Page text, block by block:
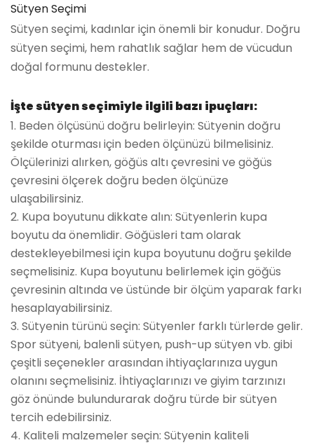
Sütyen Seçimi
Sütyen seçimi, kadınlar için önemli bir konudur. Doğru
sütyen seçimi, hem rahatlık sağlar hem de vücudun
doğal formunu destekler.
İşte sütyen seçimiyle ilgili bazı ipuçları:
1. Beden ölçüsünü doğru belirleyin: Sütyenin doğru
şekilde oturması için beden ölçünüzü bilmelisiniz.
Ölçülerinizi alırken, göğüs altı çevresini ve göğüs
çevresini ölçerek doğru beden ölçünüze
ulaşabilirsiniz.
2. Kupa boyutunu dikkate alın: Sütyenlerin kupa
boyutu da önemlidir. Göğüsleri tam olarak
destekleyebilmesi için kupa boyutunu doğru şekilde
seçmelisiniz. Kupa boyutunu belirlemek için göğüs
çevresinin altında ve üstünde bir ölçüm yaparak farkı
hesaplayabilirsiniz.
3. Sütyenin türünü seçin: Sütyenler farklı türlerde gelir.
Spor sütyeni, balenli sütyen, push-up sütyen vb. gibi
çeşitli seçenekler arasından ihtiyaçlarınıza uygun
olanını seçmelisiniz. İhtiyaçlarınızı ve giyim tarzınızı
göz önünde bulundurarak doğru türde bir sütyen
tercih edebilirsiniz.
4. Kaliteli malzemeler seçin: Sütyenin kaliteli